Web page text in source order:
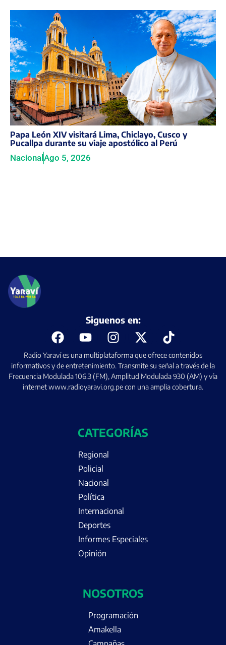
Papa León XIV visitará Lima, Chiclayo, Cusco y
Pucallpa durante su viaje apostólico al Perú
Nacional Ago 5, 2026
Radio Yaraví es una multiplataforma que ofrece contenidos
informativos y de entretenimiento. Transmite su señal a través de la
Frecuencia Modulada 106.3 (FM), Amplitud Modulada 930 (AM) y vía
internet www.radioyaravi.org.pe con una amplia cobertura.
Siguenos en:
CATEGORÍAS
Regional
Policial
Nacional
Política
Internacional
Deportes
Informes Especiales
Opinión
NOSOTROS
Programación
Amakella